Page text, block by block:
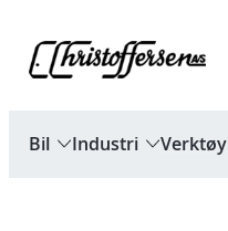
innhold
Bil Industri Verktøy